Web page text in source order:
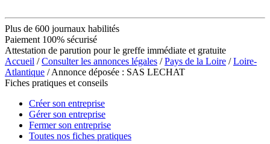
Plus de 600 journaux habilités
Paiement 100% sécurisé
Attestation de parution pour le greffe immédiate et gratuite
Accueil /Consulter les annonces légales /Pays de la Loire /Loire-
Atlantique / Annonce déposée : SAS LECHAT
Fiches pratiques et conseils
Créer son entreprise
Gérer son entreprise
Fermer son entreprise
Toutes nos fiches pratiques